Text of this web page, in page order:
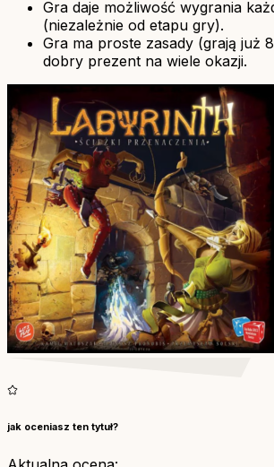
Gra daje możliwość wygrania
(niezależnie od etapu gry).
Gra ma proste zasady (grają już
dobry prezent na wiele okazji.
jak oceniasz ten tytuł?